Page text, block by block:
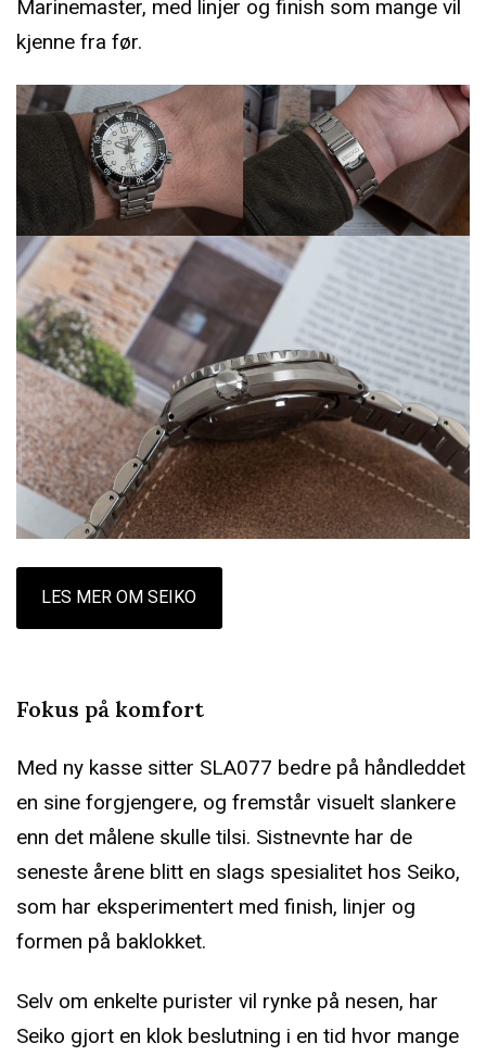
Marinemaster, med linjer og finish som mange vil
kjenne fra før.
LES MER OM SEIKO
Fokus på komfort
Med ny kasse sitter SLA077 bedre på håndleddet
en sine forgjengere, og fremstår visuelt slankere
enn det målene skulle tilsi. Sistnevnte har de
seneste årene blitt en slags spesialitet hos Seiko,
som har eksperimentert med finish, linjer og
formen på baklokket.
Selv om enkelte purister vil rynke på nesen, har
Seiko gjort en klok beslutning i en tid hvor mange